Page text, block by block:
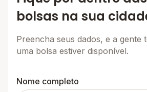
bolsas na sua
Preencha seus dados, e a gente
uma bolsa estiver disponível.
Nome completo